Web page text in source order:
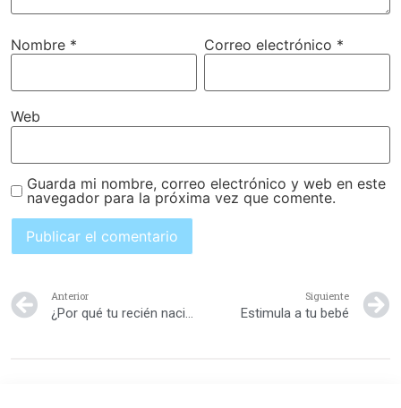
Nombre * Correo electrónico *
Web
Guarda mi nombre, correo electrónico y web en este
navegador para la próxima vez que comente.
Anterior
¿Por qué tu recién nacido no duermen toda la noche?
Siguiente
Estimula a tu bebé